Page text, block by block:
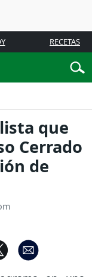
RECETAS
que
Cerrado
de